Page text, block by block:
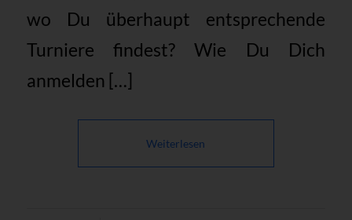
wo Du überhaupt entsprechende
Turniere findest? Wie Du Dich
anmelden […]
Weiterlesen